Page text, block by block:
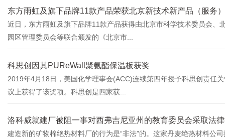
东方雨虹及旗下品牌11款产品荣获北京新技术新产品（服务
近日，东方雨虹及旗下品牌11款产品获得由北京市科学技术委员会
园区管理委员会等联合颁发的《北京市...
科思创因其PUReWall聚氨酯保温板获奖
2019年4月18日，美国化学理事会(ACC)连续第四年授予科思创责任
议上获得了该奖项。科思创是四家获...
洛科威就建厂被阻一事对西弗吉尼亚州的教育委员会采取法
建造新的矿物棉绝热材料厂的行为是“非法”的。这家丹麦绝热材料公